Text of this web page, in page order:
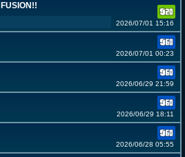
2026/07/01 15:16
2026/07/01 00:23
2026/06/29 21:59
2026/06/29 18:11
2026/06/28 05:55